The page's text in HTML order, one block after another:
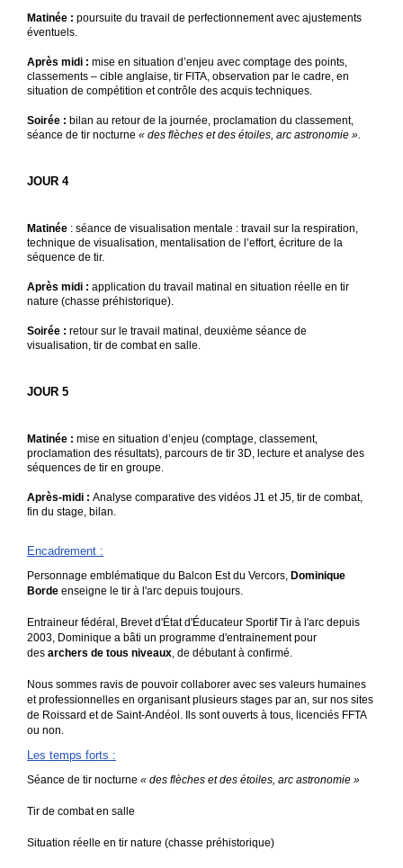
Matinée : poursuite du travail de perfectionnement avec ajustements
éventuels.
Après midi : mise en situation d’enjeu avec comptage des points,
classements – cible anglaise, tir FITA, observation par le cadre, en
situation de compétition et contrôle des acquis techniques.
Soirée : bilan au retour de la journée, proclamation du classement,
séance de tir nocturne « des flèches et des étoiles, arc astronomie ».
JOUR 4
Matinée : séance de visualisation mentale : travail sur la respiration,
technique de visualisation, mentalisation de l’effort, écriture de la
séquence de tir.
Après midi : application du travail matinal en situation réelle en tir
nature (chasse préhistorique).
Soirée : retour sur le travail matinal, deuxième séance de
visualisation, tir de combat en salle.
JOUR 5
Matinée : mise en situation d’enjeu (comptage, classement,
proclamation des résultats), parcours de tir 3D, lecture et analyse des
séquences de tir en groupe.
Après-midi : Analyse comparative des vidéos J1 et J5, tir de combat,
fin du stage, bilan.
Encadrement :
Personnage emblématique du Balcon Est du Vercors, Dominique
Borde enseigne le tir à l'arc depuis toujours.
Entraineur fédéral, Brevet d'État d'Éducateur Sportif Tir à l'arc depuis
2003, Dominique a bâti un programme d'entrainement pour
des archers de tous niveaux, de débutant à confirmé.
Nous sommes ravis de pouvoir collaborer avec ses valeurs humaines
et professionnelles en organisant plusieurs stages par an, sur nos sites
de Roissard et de Saint-Andéol. Ils sont ouverts à tous, licenciés FFTA
ou non.
Les temps forts :
Séance de tir nocturne « des flèches et des étoiles, arc astronomie »
Tir de combat en salle
Situation réelle en tir nature (chasse préhistorique)